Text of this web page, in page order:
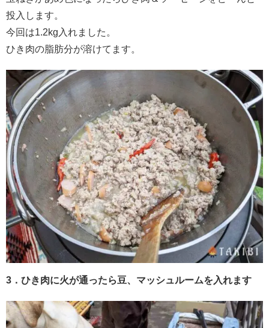
投入します。
今回は1.2kg入れました。
ひき肉の脂肪分が溶けてます。
3．ひき肉に火が通ったら豆、マッシュルームを入れます